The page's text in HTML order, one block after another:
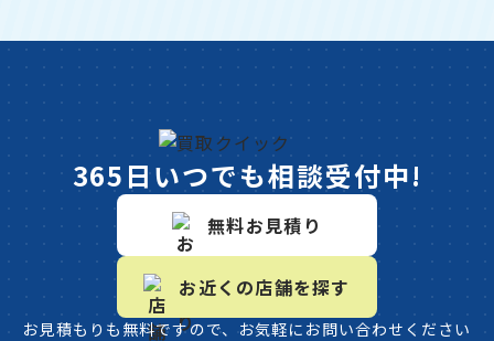
365日いつでも相談受付中!
無料お見積り
お近くの店舗を探す
お見積もりも無料ですので、お気軽にお問い合わせください